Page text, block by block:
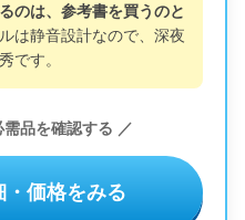
のは、参考書を買うのと
は静音設計なので、深夜
です。
品を確認する ／
価格をみる